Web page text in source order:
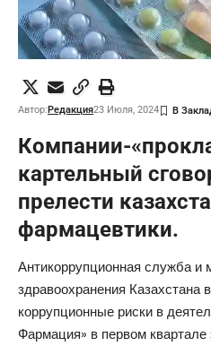
Автор:Редакция23 Июля, 2024
Компании-
картельный
прелести
фармацевтики.
Антикоррупционная служба и
здравоохранения Казахстана
коррупционные риски в
Фармация» в первом квартале